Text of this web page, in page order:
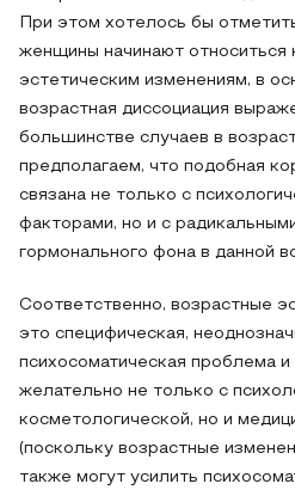
При этом хотелось бы
женщины начинают относиться
эстетическим изменениям, в
возрастная диссоциация
большинстве случаев в
предполагаем, что подобная
связана не только с
факторами, но и с
гормонального фона в данной
Соответственно, возрастные
это специфическая,
психосоматическая проблема и
желательно не только с
косметологической, но и
(поскольку возрастные
также могут усилить